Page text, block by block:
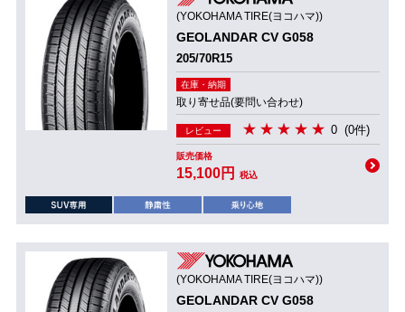
(YOKOHAMA TIRE(ヨコハマ))
GEOLANDAR CV G058
205/70R15
在庫・納期
取り寄せ品(要問い合わせ)
レビュー 0 (0件)
販売価格
15,100円 税込
(YOKOHAMA TIRE(ヨコハマ))
GEOLANDAR CV G058